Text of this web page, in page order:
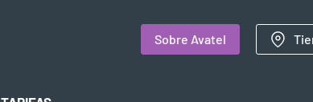
Sobre Avatel